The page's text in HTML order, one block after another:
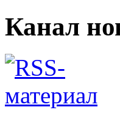
Канал